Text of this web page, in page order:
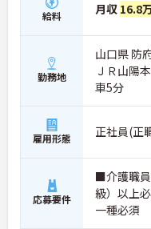
給料 月収 16.8
勤務地
山口県 防
ＪＲ山陽
車5分
雇用形態 正社員(正
応募要件
■介護職
級）以上
一種必須